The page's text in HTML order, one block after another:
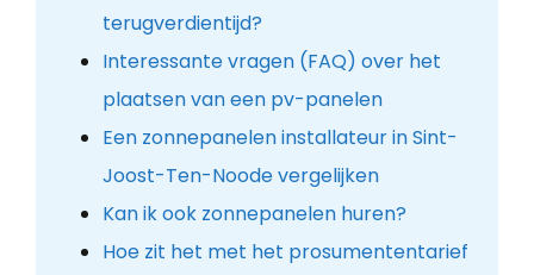
terugverdientijd?
Interessante vragen (FAQ) over het
plaatsen van een pv-panelen
Een zonnepanelen installateur in Sint-
Joost-Ten-Noode vergelijken
Kan ik ook zonnepanelen huren?
Hoe zit het met het prosumententarief